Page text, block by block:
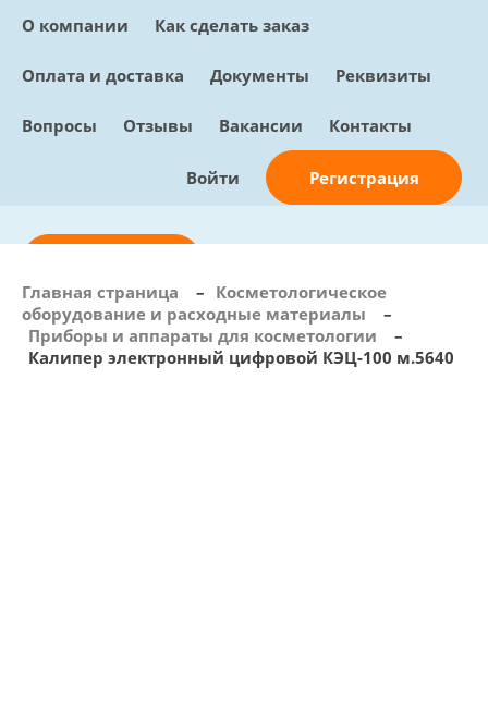
О компании Как сделать заказ
Оплата и доставка Документы Реквизиты
Вопросы Отзывы Вакансии Контакты
Войти Регистрация
info@sunmed.ru
Пн – Пт: с 10:00 - 18:00
Главная страница – Косметологическое
оборудование и расходные материалы
–
Приборы и аппараты для косметологии
–
Калипер электронный цифровой КЭЦ-100 м.5640